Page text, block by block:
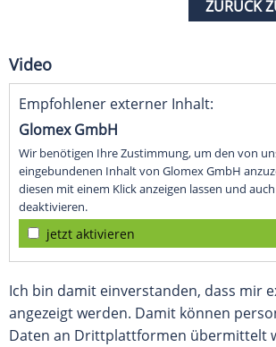
ZURÜCK
Video
Empfohlener externer Inhalt:
Glomex GmbH
Wir benötigen Ihre Zustimmung, um den von
eingebundenen Inhalt von Glomex GmbH
diesen mit einem Klick anzeigen lassen und
deaktivieren.
jetzt aktivieren
Ich bin damit einverstanden, dass mir
angezeigt werden. Damit können
Daten an Drittplattformen übermittelt